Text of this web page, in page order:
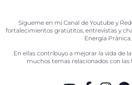
Sígueme en mi Canal de Youtube y
fortalecimientos gratutitos, entrevistas y
Energía Pránica.
En ellas contribuyo a mejorar la vida de
muchos temas relacionados con las